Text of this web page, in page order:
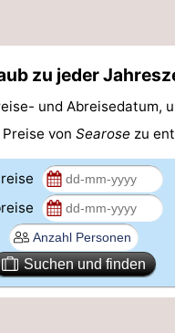
zu jeder
und Abreisedatum,
von Searose zu
Suchen und finden